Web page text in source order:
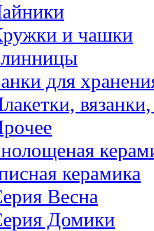
и чашки
для
керамика
Весна
Домики